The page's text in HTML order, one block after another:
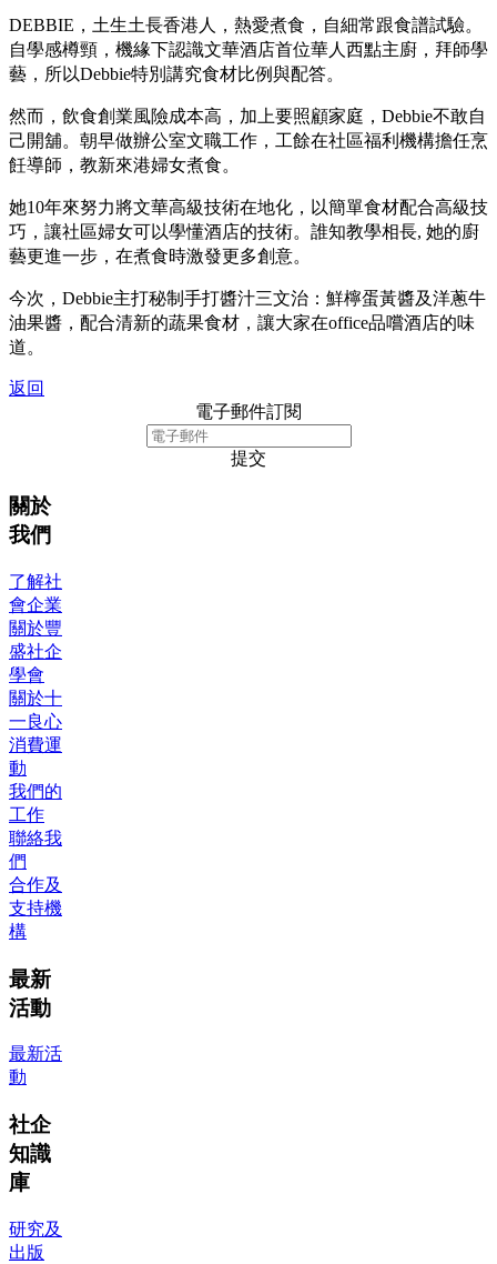
DEBBIE，土生土長香港人，熱愛煮食，自細常跟食譜試驗。
自學感樽頸，機緣下認識文華酒店首位華人西點主廚，拜師學
藝，所以Debbie特別講究食材比例與配答。
然而，飲食創業風險成本高，加上要照顧家庭，Debbie不敢自
己開舖。朝早做辦公室文職工作，工餘在社區福利機構擔任烹
飪導師，教新來港婦女煮食。
她10年來努力將文華高級技術在地化，以簡單食材配合高級技
巧，讓社區婦女可以學懂酒店的技術。誰知教學相長, 她的廚
藝更進一步，在煮食時激發更多創意。
今次，Debbie主打秘制手打醬汁三文治：鮮檸蛋黃醬及洋蔥牛
油果醬，配合清新的蔬果食材，讓大家在office品嚐酒店的味
道。
返回
電子郵件訂閱
提交
關於
我們
了解社
會企業
關於豐
盛社企
學會
關於十
一良心
消費運
動
我們的
工作
聯絡我
們
合作及
支持機
構
最新
活動
最新活
動
社企
知識
庫
研究及
出版